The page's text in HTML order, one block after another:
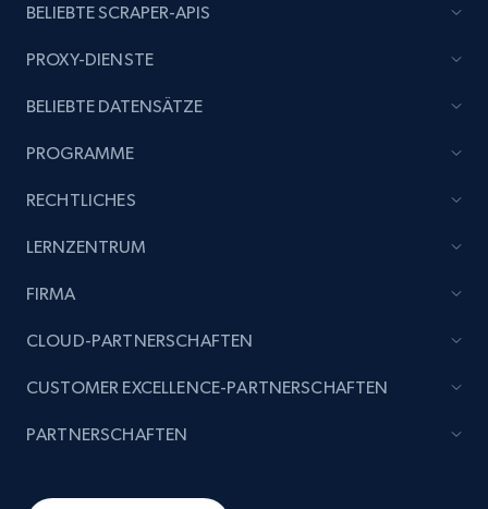
BELIEBTE SCRAPER-APIS
PROXY-DIENSTE
BELIEBTE DATENSÄTZE
PROGRAMME
RECHTLICHES
LERNZENTRUM
FIRMA
CLOUD-PARTNERSCHAFTEN
CUSTOMER EXCELLENCE-PARTNERSCHAFTEN
PARTNERSCHAFTEN